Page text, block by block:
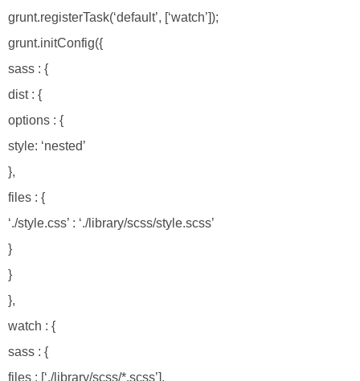
grunt.registerTask(‘default’, [‘watch’]);
grunt.initConfig({
sass : {
dist : {
options : {
style: ‘nested’
},
files : {
‘./style.css’ : ‘./library/scss/style.scss’
}
}
},
watch : {
sass : {
files : [‘./library/scss/*.scss’],